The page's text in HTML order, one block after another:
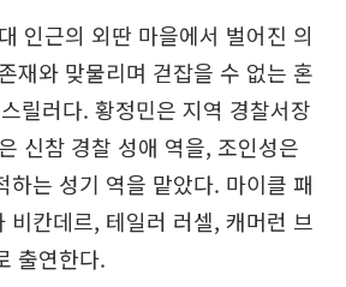
인근의 외딴 마을에서 벌어진 의
재와 맞물리며 걷잡을 수 없는 혼
릴러다. 황정민은 지역 경찰서장
신참 경찰 성애 역을, 조인성은
하는 성기 역을 맡았다. 마이클 패
비칸데르, 테일러 러셀, 캐머런 브
출연한다.